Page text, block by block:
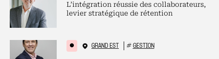
L’intégration réussie des collaborateurs,
levier stratégique de rétention
GRAND EST # GESTION